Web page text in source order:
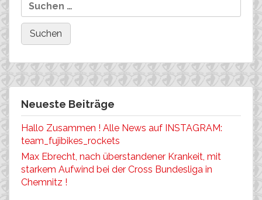
Neueste Beiträge
Hallo Zusammen ! Alle News auf INSTAGRAM:
team_fujibikes_rockets
Max Ebrecht, nach überstandener Krankeit, mit
starkem Aufwind bei der Cross Bundesliga in
Chemnitz !